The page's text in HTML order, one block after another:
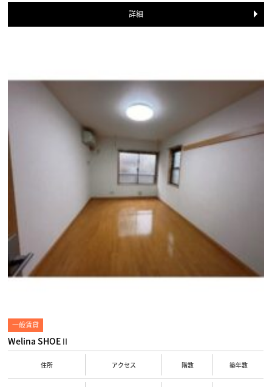
詳細
一般賃貸
Welina SHOEⅡ
住所 アクセス 階数 築年数